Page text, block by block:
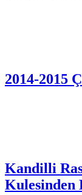
2014-2015
Kandilli
Kulesinden